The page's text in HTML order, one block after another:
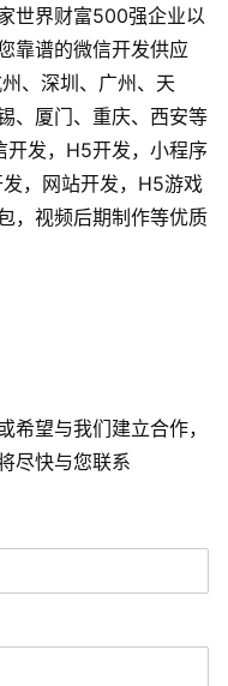
世界财富500强企业以
靠谱的微信开发供应
、深圳、广州、天
、厦门、重庆、西安等
发，H5开发，小程序
，网站开发，H5游戏
，视频后期制作等优质
望与我们建立合作，
尽快与您联系